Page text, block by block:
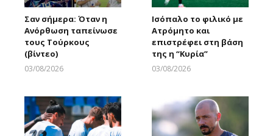
Σαν σήμερα: Όταν η
Ανόρθωση ταπείνωσε
τους Τούρκους
(βίντεο)
03/08/2026
Ισόπαλο το φιλικό με
Ατρόμητο και
επιστρέφει στη βάση
της η “Κυρία”
03/08/2026